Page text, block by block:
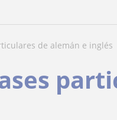
de alemán e inglés